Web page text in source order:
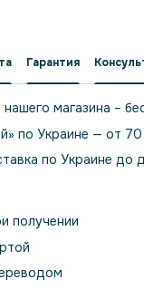
Гарантия
магазина –
по Украине — от 70
по Украине до
получении